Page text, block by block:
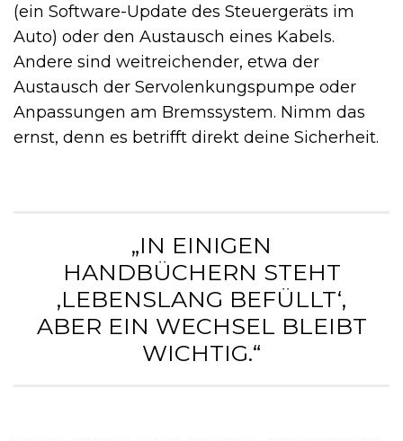
(ein Software-Update des Steuergeräts im
Auto) oder den Austausch eines Kabels.
Andere sind weitreichender, etwa der
Austausch der Servolenkungspumpe oder
Anpassungen am Bremssystem. Nimm das
ernst, denn es betrifft direkt deine Sicherheit.
„IN EINIGEN
HANDBÜCHERN STEHT
‚LEBENSLANG BEFÜLLT‘,
ABER EIN WECHSEL BLEIBT
WICHTIG.“